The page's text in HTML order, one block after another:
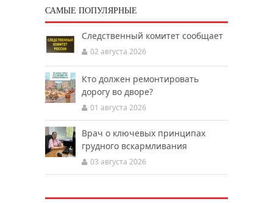
САМЫЕ ПОПУЛЯРНЫЕ
Следственный комитет сообщает
02 августа 2026
Кто должен ремонтировать
дорогу во дворе?
01 августа 2026
Врач о ключевых принципах
грудного вскармливания
03 августа 2026